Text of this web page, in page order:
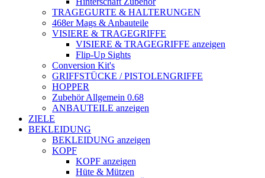
TRAGEGURTE & HALTERUNGEN
468er Mags & Anbauteile
VISIERE & TRAGEGRIFFE
VISIERE & TRAGEGRIFFE anzeigen
Flip-Up Sights
Conversion Kit's
GRIFFSTÜCKE / PISTOLENGRIFFE
HOPPER
Zubehör Allgemein 0.68
ANBAUTEILE anzeigen
ZIELE
BEKLEIDUNG
BEKLEIDUNG anzeigen
KOPF
KOPF anzeigen
Hüte & Mützen